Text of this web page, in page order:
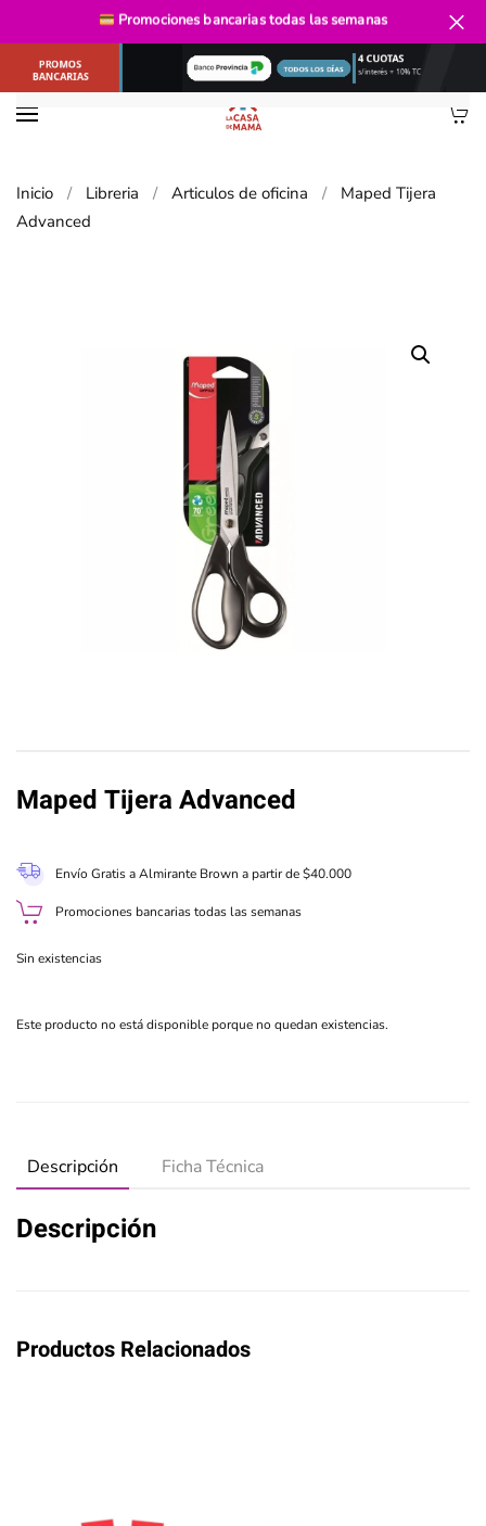
Ir al contenido principal
Inicio Libreria Articulos de oficina
Maped Tijera
Advanced
Maped Tijera Advanced
Envío Gratis a Almirante Brown a partir de $40.000
Promociones bancarias todas las semanas
Sin existencias
Este producto no está disponible porque no quedan existencias.
Descripción Ficha Técnica
Descripción
Productos Relacionados
Promociones bancariastodas las semanas